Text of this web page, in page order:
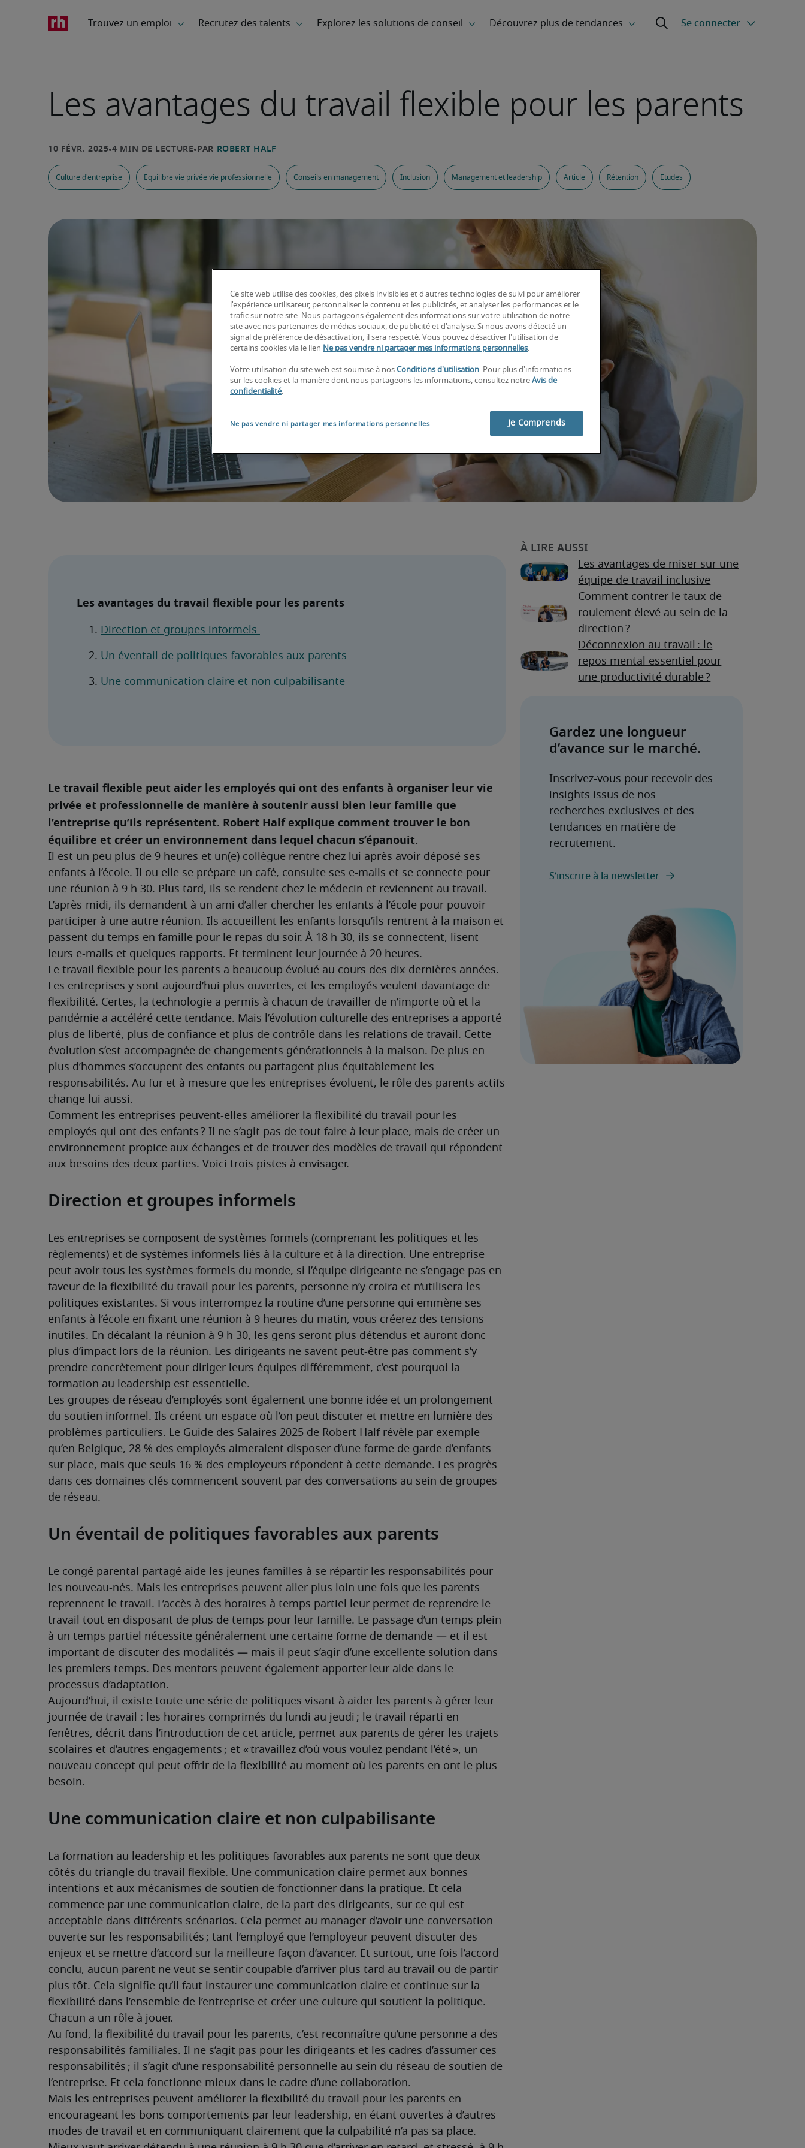
Les avantages du travail flexible pour les parents
Culture d'entreprise Equilibre vie privée vie professionnelle Conseils en management Inclusion Management et leadership Article Rétention Etudes
Les avantages du travail flexible pour les parents
Direction et groupes informels
Un éventail de politiques favorables aux parents
Une communication claire et non culpabilisante
Le travail flexible peut aider les employés qui ont des enfants à organiser leur vie
privée et professionnelle de manière à soutenir aussi bien leur famille que
l’entreprise qu’ils représentent. Robert Half explique comment trouver le bon
équilibre et créer un environnement dans lequel chacun s’épanouit.
Il est un peu plus de 9 heures et un(e) collègue rentre chez lui après avoir déposé ses
enfants à l’école. Il ou elle se prépare un café, consulte ses e-mails et se connecte pour
une réunion à 9 h 30. Plus tard, ils se rendent chez le médecin et reviennent au travail.
L’après-midi, ils demandent à un ami d’aller chercher les enfants à l’école pour pouvoir
participer à une autre réunion. Ils accueillent les enfants lorsqu’ils rentrent à la maison et
passent du temps en famille pour le repas du soir. À 18 h 30, ils se connectent, lisent
leurs e-mails et quelques rapports. Et terminent leur journée à 20 heures.
Le travail flexible pour les parents a beaucoup évolué au cours des dix dernières années.
Les entreprises y sont aujourd’hui plus ouvertes, et les employés veulent davantage de
flexibilité. Certes, la technologie a permis à chacun de travailler de n’importe où et la
pandémie a accéléré cette tendance. Mais l’évolution culturelle des entreprises a apporté
plus de liberté, plus de confiance et plus de contrôle dans les relations de travail. Cette
évolution s’est accompagnée de changements générationnels à la maison. De plus en
plus d’hommes s’occupent des enfants ou partagent plus équitablement les
responsabilités. Au fur et à mesure que les entreprises évoluent, le rôle des parents actifs
change lui aussi.
Comment les entreprises peuvent-elles améliorer la flexibilité du travail pour les
employés qui ont des enfants ? Il ne s’agit pas de tout faire à leur place, mais de créer un
environnement propice aux échanges et de trouver des modèles de travail qui répondent
aux besoins des deux parties. Voici trois pistes à envisager.
Direction et groupes informels
Les entreprises se composent de systèmes formels (comprenant les politiques et les
règlements) et de systèmes informels liés à la culture et à la direction. Une entreprise
peut avoir tous les systèmes formels du monde, si l’équipe dirigeante ne s’engage pas en
faveur de la flexibilité du travail pour les parents, personne n’y croira et n’utilisera les
politiques existantes. Si vous interrompez la routine d’une personne qui emmène ses
enfants à l’école en fixant une réunion à 9 heures du matin, vous créerez des tensions
inutiles. En décalant la réunion à 9 h 30, les gens seront plus détendus et auront donc
plus d’impact lors de la réunion. Les dirigeants ne savent peut-être pas comment s’y
prendre concrètement pour diriger leurs équipes différemment, c’est pourquoi la
formation au leadership est essentielle.
Les groupes de réseau d’employés sont également une bonne idée et un prolongement
du soutien informel. Ils créent un espace où l’on peut discuter et mettre en lumière des
problèmes particuliers. Le Guide des Salaires 2025 de Robert Half révèle par exemple
qu’en Belgique, 28 % des employés aimeraient disposer d’une forme de garde d’enfants
sur place, mais que seuls 16 % des employeurs répondent à cette demande. Les progrès
dans ces domaines clés commencent souvent par des conversations au sein de groupes
de réseau.
Un éventail de politiques favorables aux parents
Le congé parental partagé aide les jeunes familles à se répartir les responsabilités pour
les nouveau-nés. Mais les entreprises peuvent aller plus loin une fois que les parents
reprennent le travail. L’accès à des horaires à temps partiel leur permet de reprendre le
travail tout en disposant de plus de temps pour leur famille. Le passage d’un temps plein
à un temps partiel nécessite généralement une certaine forme de demande — et il est
important de discuter des modalités — mais il peut s’agir d’une excellente solution dans
les premiers temps. Des mentors peuvent également apporter leur aide dans le
processus d’adaptation.
Aujourd’hui, il existe toute une série de politiques visant à aider les parents à gérer leur
journée de travail : les horaires comprimés du lundi au jeudi ; le travail réparti en
fenêtres, décrit dans l’introduction de cet article, permet aux parents de gérer les trajets
scolaires et d’autres engagements ; et « travaillez d’où vous voulez pendant l’été », un
nouveau concept qui peut offrir de la flexibilité au moment où les parents en ont le plus
besoin.
Une communication claire et non culpabilisante
La formation au leadership et les politiques favorables aux parents ne sont que deux
côtés du triangle du travail flexible. Une communication claire permet aux bonnes
intentions et aux mécanismes de soutien de fonctionner dans la pratique. Et cela
commence par une communication claire, de la part des dirigeants, sur ce qui est
acceptable dans différents scénarios. Cela permet au manager d’avoir une conversation
ouverte sur les responsabilités ; tant l’employé que l’employeur peuvent discuter des
enjeux et se mettre d’accord sur la meilleure façon d’avancer. Et surtout, une fois l’accord
conclu, aucun parent ne veut se sentir coupable d’arriver plus tard au travail ou de partir
plus tôt. Cela signifie qu’il faut instaurer une communication claire et continue sur la
flexibilité dans l’ensemble de l’entreprise et créer une culture qui soutient la politique.
Chacun a un rôle à jouer.
Au fond, la flexibilité du travail pour les parents, c’est reconnaître qu’une personne a des
responsabilités familiales. Il ne s’agit pas pour les dirigeants et les cadres d’assumer ces
responsabilités ; il s’agit d’une responsabilité personnelle au sein du réseau de soutien de
l’entreprise. Et cela fonctionne mieux dans le cadre d’une collaboration.
Mais les entreprises peuvent améliorer la flexibilité du travail pour les parents en
encourageant les bons comportements par leur leadership, en étant ouvertes à d’autres
modes de travail et en communiquant clairement que la culpabilité n’a pas sa place.
Les avantages de miser sur une
équipe de travail inclusive
Comment contrer le taux de
roulement élevé au sein de la
direction ?
Déconnexion au travail : le
repos mental essentiel pour
une productivité durable ?
Ce site web utilise des cookies, des pixels invisibles et d'autres technologies de suivi pour améliorer
l'expérience utilisateur, personnaliser le contenu et les publicités, et analyser les performances et le
trafic sur notre site. Nous partageons également des informations sur votre utilisation de notre
site avec nos partenaires de médias sociaux, de publicité et d'analyse. Si nous avons détecté un
signal de préférence de désactivation, il sera respecté. Vous pouvez désactiver l'utilisation de
certains cookies via le lien Ne pas vendre ni partager mes informations personnelles.
Votre utilisation du site web est soumise à nos Conditions d'utilisation. Pour plus d'informations
sur les cookies et la manière dont nous partageons les informations, consultez notre Avis de
confidentialité.
Ne pas vendre ni partager mes informations personnelles Je Comprends